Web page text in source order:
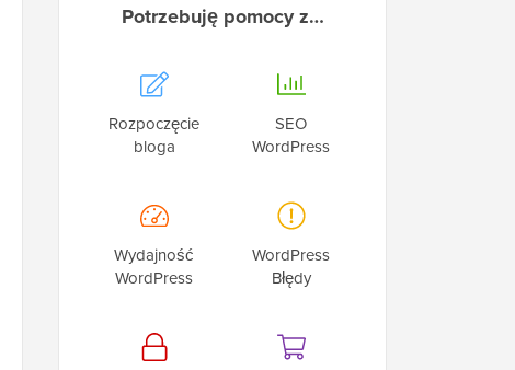
Potrzebuję pomocy z…
Rozpoczęcie
bloga
SEO
WordPress
Wydajność
WordPress
WordPress
Błędy